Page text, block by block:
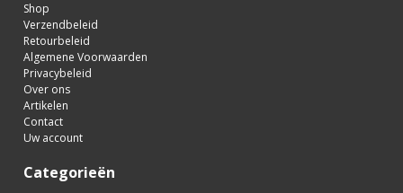
Shop
Verzendbeleid
Retourbeleid
Algemene Voorwaarden
Privacybeleid
Over ons
Artikelen
Contact
Uw account
Categorieën